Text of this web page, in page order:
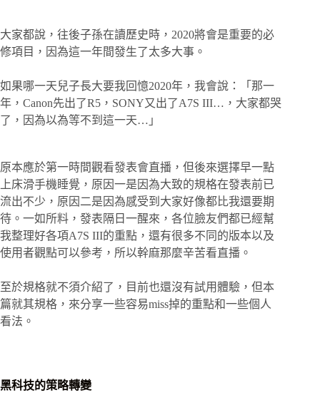
大家都說，往後子孫在讀歷史時，2020將會是重要的必
修項目，因為這一年間發生了太多大事。
如果哪一天兒子長大要我回憶2020年，我會說：「那一
年，Canon先出了R5，SONY又出了A7S III…，大家都哭
了，因為以為等不到這一天…」
原本應於第一時間觀看發表會直播，但後來選擇早一點
上床滑手機睡覺，原因一是因為大致的規格在發表前已
流出不少，原因二是因為感受到大家好像都比我還要期
待。一如所料，發表隔日一醒來，各位臉友們都已經幫
我整理好各項A7S III的重點，還有很多不同的版本以及
使用者觀點可以參考，所以幹麻那麼辛苦看直播。
至於規格就不須介紹了，目前也還沒有試用體驗，但本
篇就其規格，來分享一些容易miss掉的重點和一些個人
看法。
黑科技的策略轉變